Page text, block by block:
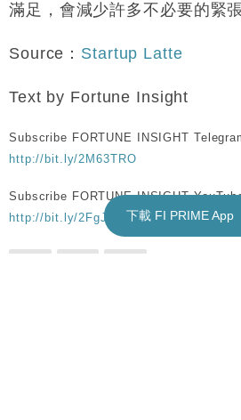
滿足，會減少許多不必要的緊張
Source： Startup Latte
Text by Fortune Insight
Subscribe FORTUNE INSIGHT
http://bit.ly/2M63TRO
Subscribe FORTUNE INSIGHT
http://bit.ly/2FgJTen 下載 FI PRIME App